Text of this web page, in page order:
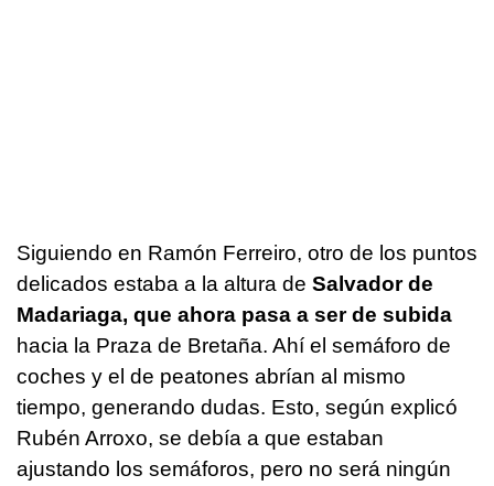
Siguiendo en Ramón Ferreiro, otro de los puntos
delicados estaba a la altura de Salvador de
Madariaga, que ahora pasa a ser de subida
hacia la Praza de Bretaña. Ahí el semáforo de
coches y el de peatones abrían al mismo
tiempo, generando dudas. Esto, según explicó
Rubén Arroxo, se debía a que estaban
ajustando los semáforos, pero no será ningún